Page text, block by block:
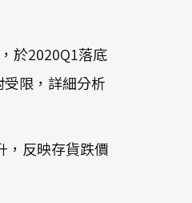
於2020Q1落底
限，詳細分析
，反映存貨跌價